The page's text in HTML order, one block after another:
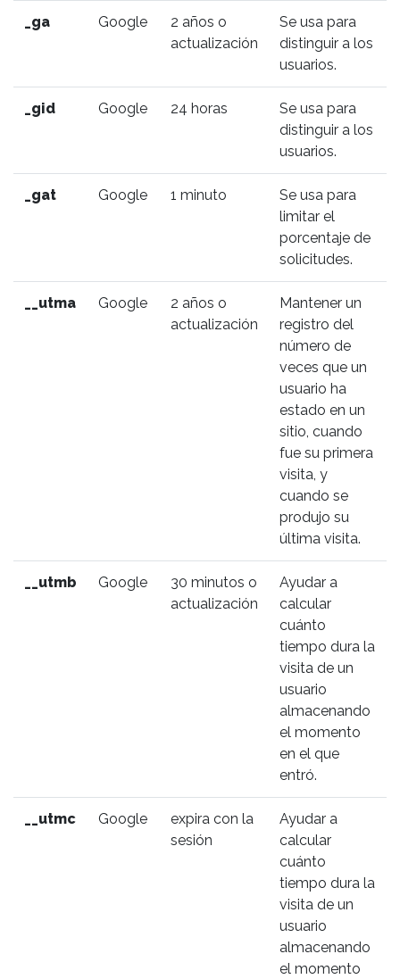
_ga Google
2 años o
actualización
Se usa para
distinguir a los
usuarios.
_gid Google 24 horas
Se usa para
distinguir a los
usuarios.
_gat Google 1 minuto
Se usa para
limitar el
porcentaje de
solicitudes.
__utma Google
2 años o
actualización
Mantener un
registro del
número de
veces que un
usuario ha
estado en un
sitio, cuando
fue su primera
visita, y
cuando se
produjo su
última visita.
__utmb Google
30 minutos o
actualización
Ayudar a
calcular
cuánto
tiempo dura la
visita de un
usuario
almacenando
el momento
en el que
entró.
__utmc Google
expira con la
sesión
Ayudar a
calcular
cuánto
tiempo dura la
visita de un
usuario
almacenando
el momento